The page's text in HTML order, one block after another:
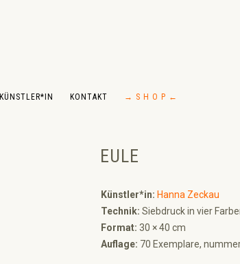
KÜNSTLER*IN KONTAKT → S H O P ←
EULE
Künstler*in: Hanna Zeckau
Technik: Siebdruck in vier
Format: 30 × 40 cm
Auflage: 70 Exemplare,